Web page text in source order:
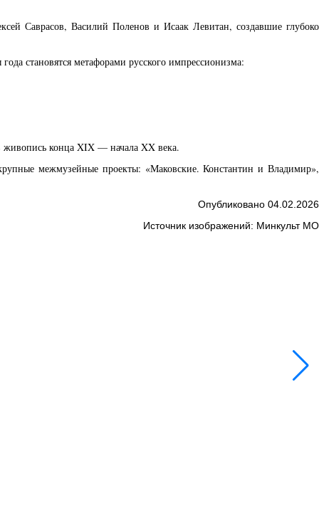
Саврасов, Василий Поленов и Исаак Левитан, создавшие глубоко
становятся метафорами русского импрессионизма:
живопись конца XIX — начала XX века.
межмузейные проекты: «Маковские. Константин и Владимир»,
Опубликовано 04.02.2026
Источник изображений: Минкульт МО